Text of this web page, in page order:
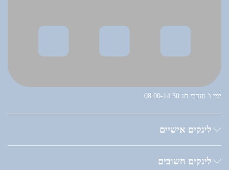
ימי ו' וערבי חג 08:00-14:30
לינקים אישיים
לינקים חשובים